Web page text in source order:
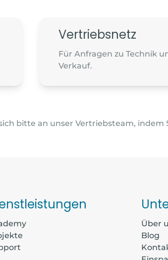
Vertriebsnetz
Für Anfragen zu Technik
Verkauf.
bitte an unser Vertriebsteam, indem
Über
Blog